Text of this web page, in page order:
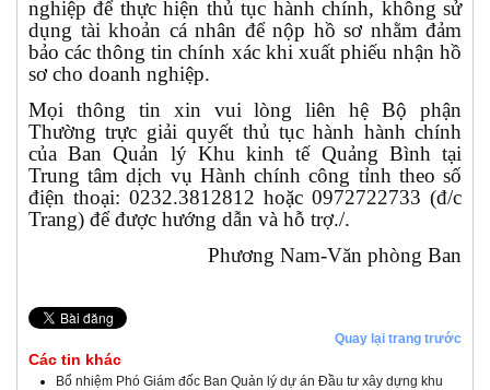
nghiệp để thực hiện thủ tục hành chính, không sử
dụng tài khoản cá nhân để nộp hồ sơ nhằm đảm
bảo các thông tin chính xác khi xuất phiếu nhận hồ
sơ cho doanh nghiệp.
Mọi thông tin xin vui lòng liên hệ Bộ phận
Thường trực giải quyết thủ tục hành hành chính
của Ban Quản lý Khu kinh tế Quảng Bình tại
Trung tâm dịch vụ Hành chính công tỉnh theo số
điện thoại: 0232.3812812 hoặc 0972722733 (đ/c
Trang) để được hướng dẫn và hỗ trợ./.
Phương Nam-Văn phòng Ban
Quay lại trang trước
Các tin khác
Bổ nhiệm Phó Giám đốc Ban Quản lý dự án Đầu tư xây dựng khu